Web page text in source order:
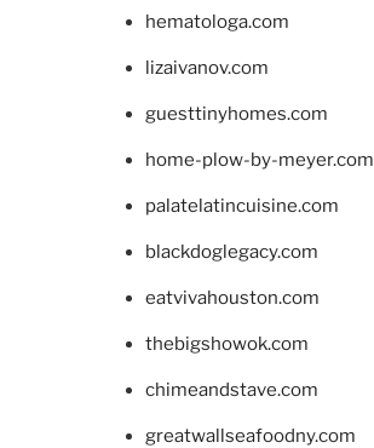
hematologa.com
lizaivanov.com
guesttinyhomes.com
home-plow-by-meyer.com
palatelatincuisine.com
blackdoglegacy.com
eatvivahouston.com
thebigshowok.com
chimeandstave.com
greatwallseafoodny.com